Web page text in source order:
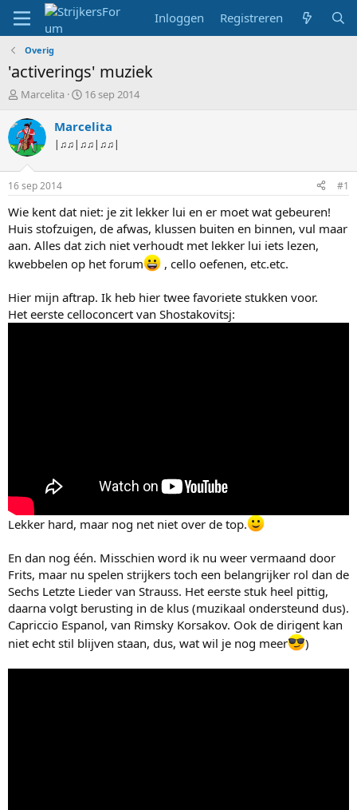
Inloggen Registreren
Overig
'activerings' muziek
T
p
i
c
s
a
r
e
r
Marcelita
S
a
t
t
u
16 sep 2014
Marcelita
|♫♫|♫♫|♫♫|
16 sep 2014 #1
Wie kent dat niet: je zit lekker lui en er moet wat gebeuren!
Huis stofzuigen, de afwas, klussen buiten en binnen, vul maar
aan. Alles dat zich niet verhoudt met lekker lui iets lezen,
kwebbelen op het forum
, cello oefenen, etc.etc.
Hier mijn aftrap. Ik heb hier twee favoriete stukken voor.
Het eerste celloconcert van Shostakovitsj:
Lekker hard, maar nog net niet over de top.
En dan nog één. Misschien word ik nu weer vermaand door
Frits, maar nu spelen strijkers toch een belangrijker rol dan de
Sechs Letzte Lieder van Strauss. Het eerste stuk heel pittig,
daarna volgt berusting in de klus (muzikaal ondersteund dus).
Capriccio Espanol, van Rimsky Korsakov. Ook de dirigent kan
niet echt stil blijven staan, dus, wat wil je nog meer
)